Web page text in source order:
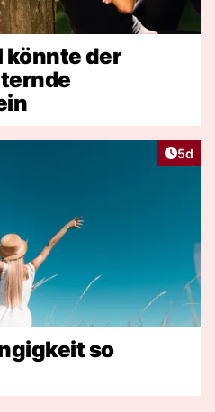
könnte der
5d
so